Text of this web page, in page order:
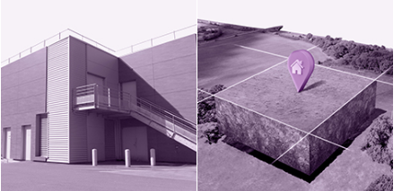
VÝKUP
NEMOVITOSTÍ
SPONZORUJEME
NÁŠ ČASOPIS